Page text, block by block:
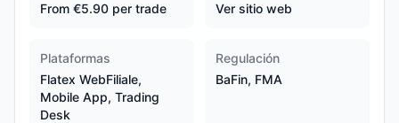
From €5.90 per trade
Ver sitio web
Plataformas
Flatex WebFiliale,
Mobile App, Trading
Desk
Regulación
BaFin, FMA